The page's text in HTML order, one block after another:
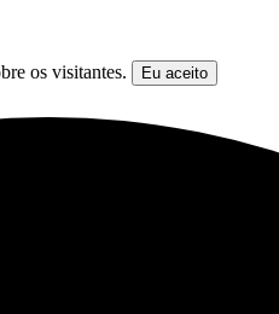
os visitantes. Eu aceito